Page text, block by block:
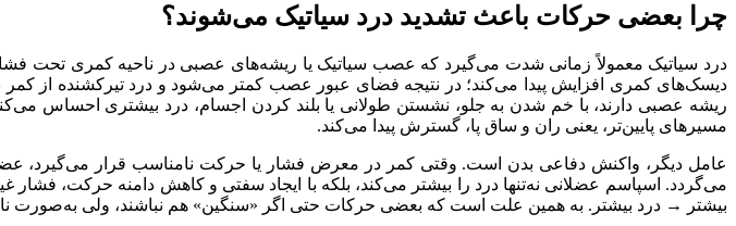
چرا بعضی حرکات باعث تشدید درد سیاتیک می‌شوند؟
درد سیاتیک معمولاً زمانی شدت می‌گیرد که عصب سیاتیک یا ریشه‌های عصبی در ناحیه کمری تحت
دیسک‌های کمری افزایش پیدا می‌کند؛ در نتیجه فضای عبور عصب کمتر می‌شود و درد تیرکشنده از کمر
ریشه عصبی دارند، با خم شدن به جلو، نشستن طولانی یا بلند کردن اجسام، درد بیشتری احساس
مسیرهای پایین‌تر، یعنی ران و ساق پا، گسترش پیدا می‌کند.
عامل دیگر، واکنش دفاعی بدن است. وقتی کمر در معرض فشار یا حرکت نامناسب قرار می‌گیرد،
می‌گردد. اسپاسم عضلانی نه‌تنها درد را بیشتر می‌کند، بلکه با ایجاد سفتی و کاهش دامنه حرکت،
بیشتر → درد بیشتر. به همین علت است که بعضی حرکات حتی اگر «سنگین» هم نباشند، ولی به‌صورت